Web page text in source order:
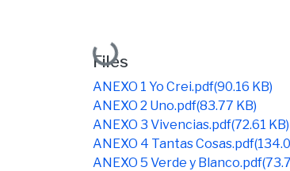
Loading...
Files
ANEXO 1 Yo Crei.pdf(90.16 KB)
ANEXO 2 Uno.pdf(83.77 KB)
ANEXO 3 Vivencias.pdf(72.61 KB)
ANEXO 4 Tantas Cosas.pdf
ANEXO 5 Verde y Blanco.pdf